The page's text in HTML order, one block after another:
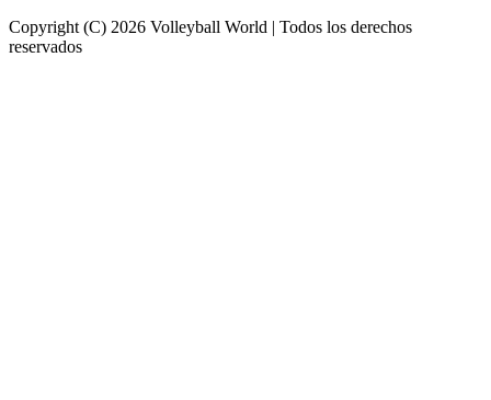
Copyright (C) 2026 Volleyball World | Todos los derechos
reservados